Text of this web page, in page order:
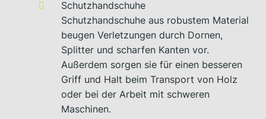
Schutzhandschuhe
Schutzhandschuhe aus robustem Material
beugen Verletzungen durch Dornen,
Splitter und scharfen Kanten vor.
Außerdem sorgen sie für einen besseren
Griff und Halt beim Transport von Holz
oder bei der Arbeit mit schweren
Maschinen.